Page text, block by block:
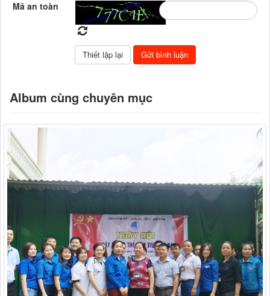
Mã an toàn
Album cùng chuyên mục